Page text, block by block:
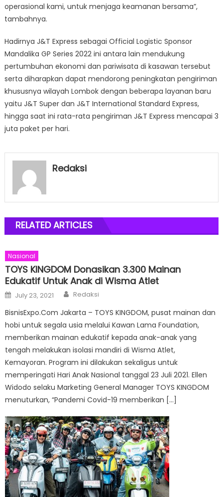
operasional kami, untuk menjaga keamanan bersama”,
tambahnya.
Hadirnya J&T Express sebagai Official Logistic Sponsor
Mandalika GP Series 2022 ini antara lain mendukung
pertumbuhan ekonomi dan pariwisata di kasawan tersebut
serta diharapkan dapat mendorong peningkatan pengiriman
khususnya wilayah Lombok dengan beberapa layanan baru
yaitu J&T Super dan J&T International Standard Express,
hingga saat ini rata-rata pengiriman J&T Express mencapai 3
juta paket per hari.
Redaksi
RELATED ARTICLES
Nasional
TOYS KINGDOM Donasikan 3.300 Mainan
Edukatif Untuk Anak di Wisma Atlet
Posted
on
July 23, 2021 Author
Redaksi
BisnisExpo.Com Jakarta – TOYS KINGDOM, pusat mainan dan
hobi untuk segala usia melalui Kawan Lama Foundation,
memberikan mainan edukatif kepada anak-anak yang
tengah melakukan isolasi mandiri di Wisma Atlet,
Kemayoran. Program ini dilakukan sekaligus untuk
memperingati Hari Anak Nasional tanggal 23 Juli 2021. Ellen
Widodo selaku Marketing General Manager TOYS KINGDOM
menuturkan, “Pandemi Covid-19 memberikan […]